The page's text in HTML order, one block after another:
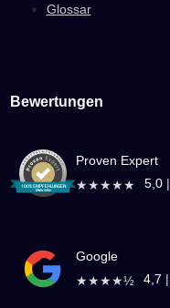
Glossar
Bewertungen
Proven Expert
★★★★★
5,0|
Google
★★★★½
4,7 |